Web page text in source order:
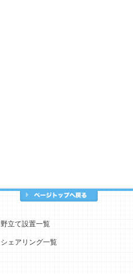
野立て設置一覧
シェアリング一覧